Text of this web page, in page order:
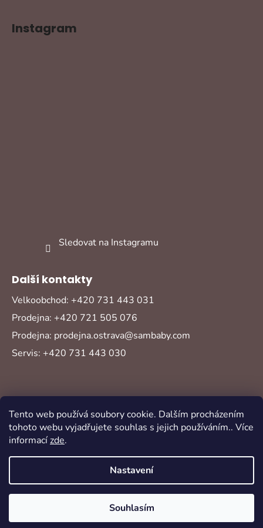
Tento web používá soubory cookie. Dalším procházením
tohoto webu vyjadřujete souhlas s jejich používáním.. Více
informacízde.
Nastavení
Souhlasím
Instagram
Sledovat na Instagramu
Další kontakty
Velkoobchod: +420 731 443 031
Prodejna: +420 721 505 076
Prodejna: prodejna.ostrava@sambaby.com
Servis: +420 731 443 030
Akce Novinky Oblíbené Přihlášení
Vytvořil Shoptet
Copyright 2026Sambaby